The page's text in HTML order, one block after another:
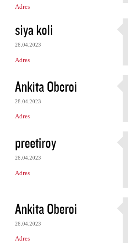
Adres
siya koli
28.04.2023
Adres
Ankita Oberoi
28.04.2023
Adres
preetiroy
28.04.2023
Adres
Ankita Oberoi
28.04.2023
Adres